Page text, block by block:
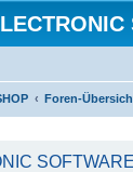
Foren-